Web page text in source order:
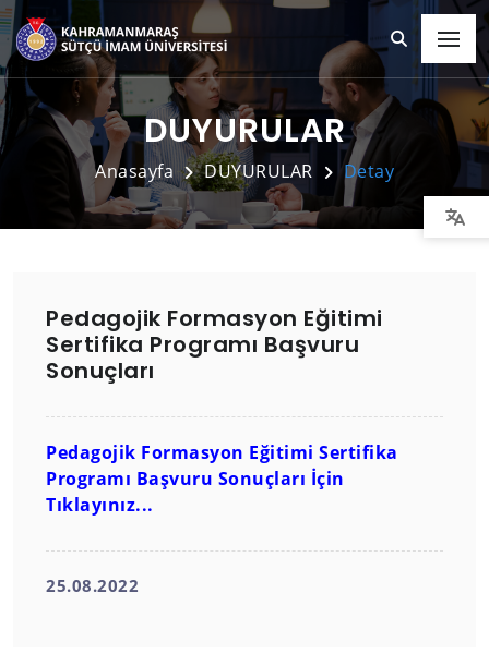
DUYURULAR
Anasayfa DUYURULAR Detay
Pedagojik Formasyon Eğitimi
Sertifika Programı Başvuru
Sonuçları
Pedagojik Formasyon Eğitimi Sertifika
Programı Başvuru Sonuçları İçin
Tıklayınız...
25.08.2022